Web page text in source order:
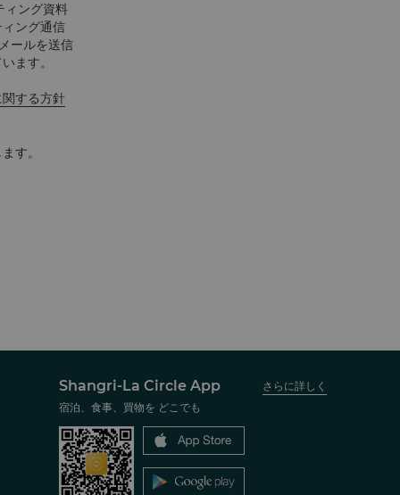
ィング資料
ング通信
ールを送信
ます。
する方針
す。
Shangri-La Circle App
さらに詳しく
宿泊、食事、買物を どこでも